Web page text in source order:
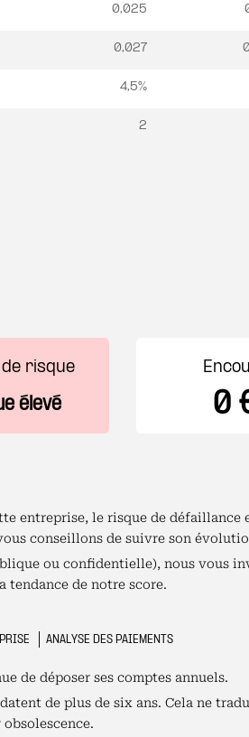
0,025
0,027
4,5%
2
de risque
élevé 0
entreprise, le risque de défaillance
conseillons de suivre son
ou confidentielle), nous vous
de notre score.
ANALYSE DES PAIEMENTS
de déposer ses comptes annuels.
de plus de six ans. Cela ne